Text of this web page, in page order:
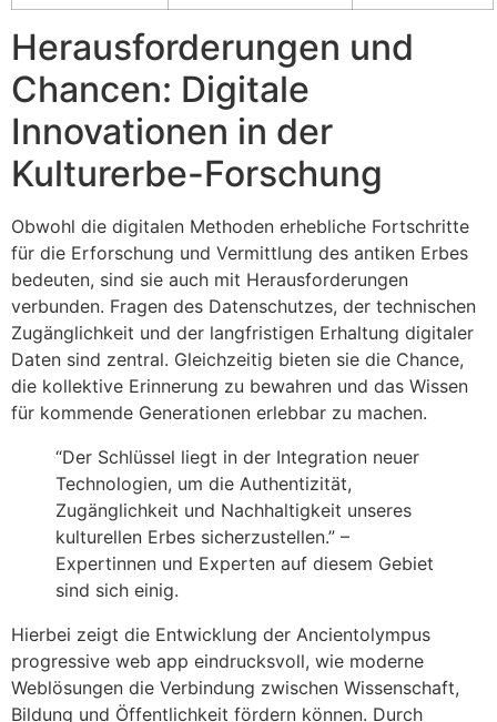
Herausforderungen und
Chancen: Digitale
Innovationen in der
Kulturerbe-Forschung
Obwohl die digitalen Methoden erhebliche Fortschritte
für die Erforschung und Vermittlung des antiken Erbes
bedeuten, sind sie auch mit Herausforderungen
verbunden. Fragen des Datenschutzes, der technischen
Zugänglichkeit und der langfristigen Erhaltung digitaler
Daten sind zentral. Gleichzeitig bieten sie die Chance,
die kollektive Erinnerung zu bewahren und das Wissen
für kommende Generationen erlebbar zu machen.
“Der Schlüssel liegt in der Integration neuer
Technologien, um die Authentizität,
Zugänglichkeit und Nachhaltigkeit unseres
kulturellen Erbes sicherzustellen.” –
Expertinnen und Experten auf diesem Gebiet
sind sich einig.
Hierbei zeigt die Entwicklung der Ancientolympus
progressive web app eindrucksvoll, wie moderne
Weblösungen die Verbindung zwischen Wissenschaft,
Bildung und Öffentlichkeit fördern können. Durch